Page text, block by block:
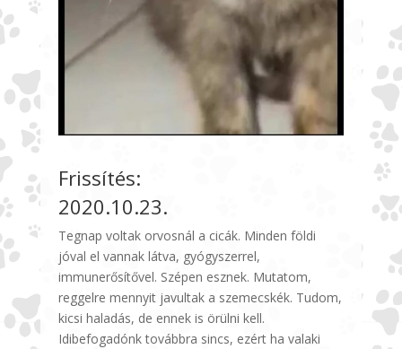
Frissítés:
2020.10.23.
Tegnap voltak orvosnál a cicák. Minden földi
jóval el vannak látva, gyógyszerrel,
immunerősítővel. Szépen esznek. Mutatom,
reggelre mennyit javultak a szemecskék. Tudom,
kicsi haladás, de ennek is örülni kell.
Idibefogadónk továbbra sincs, ezért ha valaki